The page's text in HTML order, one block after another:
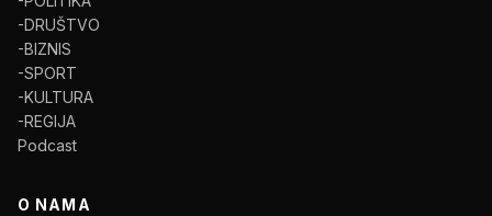
-DRUŠTVO
-BIZNIS
-SPORT
-KULTURA
-REGIJA
Podcast
O NAMA